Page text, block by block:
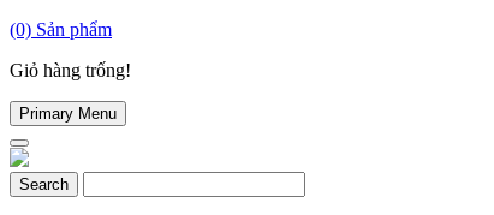
(0) Sản phẩm
Giỏ hàng trống!
Primary Menu